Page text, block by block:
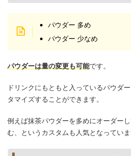
パウダー 多め
パウダー 少なめ
パウダーは量の変更も可能です。
ドリンクにもともと入っているパウダ
タマイズすることができます。
例えば抹茶パウダーを多めにオーダー
む、というカスタムも人気となっていま